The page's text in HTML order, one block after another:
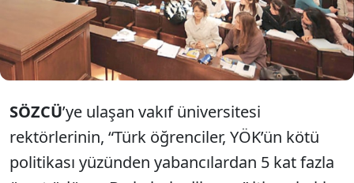
Üniversite, bölüm hatta sınıfları bile aynı Türk
öğrenciler, yabancılardan 5.3 kat daha fazla para
ödüyor.
SÖZCÜ’ye ulaşan vakıf üniversitesi
rektörlerinin, “Türk öğrenciler, YÖK’ün kötü
politikası yüzünden yabancılardan 5 kat fazla